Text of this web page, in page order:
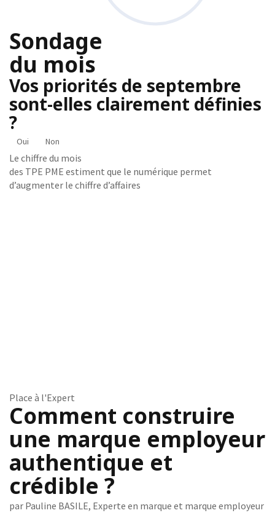
Sondage
du mois
Vos priorités de septembre
sont-elles clairement définies
?
Oui Non
Le chiffre du mois
des TPE PME estiment que le numérique permet
d’augmenter le chiffre d’affaires
Place à l'Expert
Comment construire
une marque employeur
authentique et
crédible ?
par Pauline BASILE, Experte en marque et marque employeur